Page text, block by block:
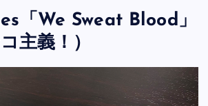
「We Sweat Blood」
主義！）